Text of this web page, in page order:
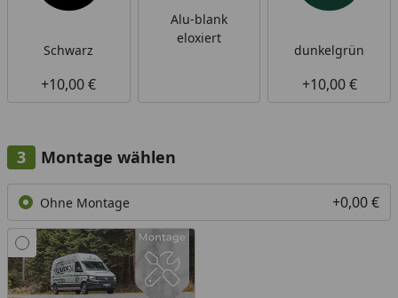
Schwarz
+10,00 €
Alu-blank
eloxiert
dunkelgrün
+10,00 €
Montage wählen
Ohne Montage +0,00 €